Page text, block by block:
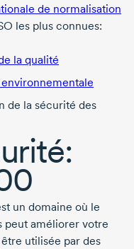
de normalisation
les plus connues:
la qualité
environnementale
de la sécurité des
un domaine où le
peut améliorer votre
être utilisée par des